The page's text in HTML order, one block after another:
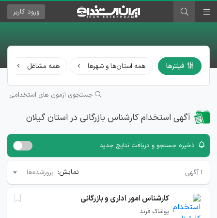
ورود کاربر
فیلترها همه استان‌ها و شهرها همه مشاغل
جستجوی آزمون های استخدامی
آگهی استخدام کارشناس بازرگانی در استان گیلان
ذخیره جستجو و دریافت نتایج جدید
۱ آگهی نمایش: بروزشده‌ها
کارشناس امور اداری و بازرگانی
پوشاک فرند